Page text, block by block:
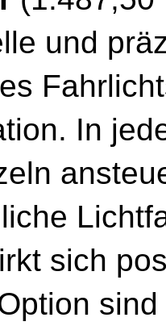
und
In
sich
sind